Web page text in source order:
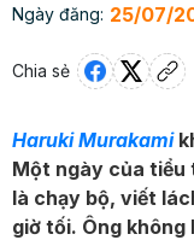
Ngày đăng: 25/07/
Chia sẻ
Haruki Murakami
Một ngày của tiểu
là chạy bộ, viết
giờ tối. Ông